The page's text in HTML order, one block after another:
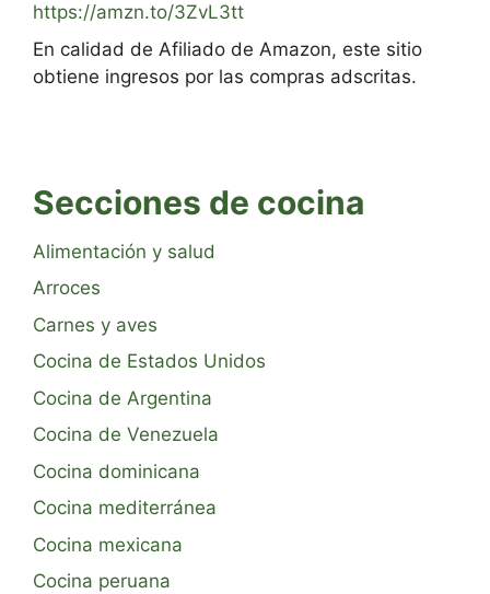
https://amzn.to/3ZvL3tt
En calidad de Afiliado de Amazon, este sitio
obtiene ingresos por las compras adscritas.
Secciones de cocina
Alimentación y salud
Arroces
Carnes y aves
Cocina de Estados Unidos
Cocina de Argentina
Cocina de Venezuela
Cocina dominicana
Cocina mediterránea
Cocina mexicana
Cocina peruana